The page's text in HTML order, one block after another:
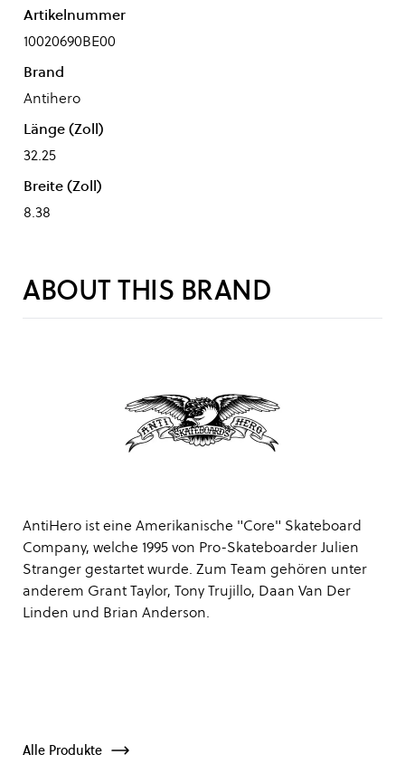
Artikelnummer
10020690BE00
Brand
Antihero
Länge (Zoll)
32.25
Breite (Zoll)
8.38
ABOUT THIS BRAND
AntiHero ist eine Amerikanische "Core" Skateboard
Company, welche 1995 von Pro-Skateboarder Julien
Stranger gestartet wurde. Zum Team gehören unter
anderem Grant Taylor, Tony Trujillo, Daan Van Der
Linden und Brian Anderson.
Alle Produkte